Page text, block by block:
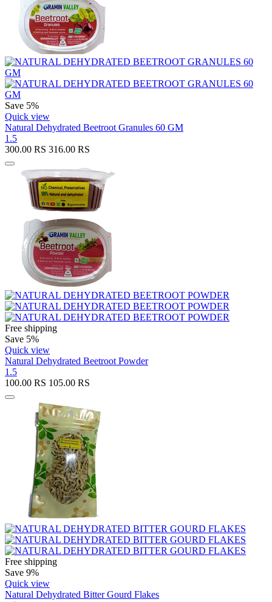
Save 5%
Quick view
Natural Dehydrated Beetroot Granules 60 GM
1.5
300.00 RS 316.00 RS
Free shipping
Save 5%
Quick view
Natural Dehydrated Beetroot Powder
1.5
100.00 RS 105.00 RS
Free shipping
Save 9%
Quick view
Natural Dehydrated Bitter Gourd Flakes